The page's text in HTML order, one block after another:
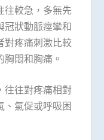
往較急，多無先
冠狀動脈痙攣和
對疼痛刺激比較
悶和胸痛。
往往對疼痛相對
、氣促或呼吸困